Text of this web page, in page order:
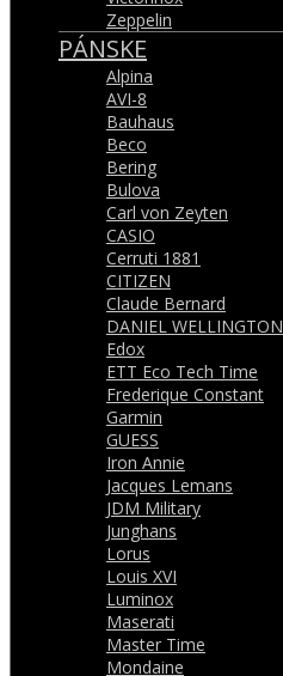
Zeppelin
PÁNSKE
Alpina
AVI-8
Bauhaus
Beco
Bering
Bulova
Carl von Zeyten
CASIO
Cerruti 1881
CITIZEN
Claude Bernard
DANIEL WELLINGTON
Edox
ETT Eco Tech Time
Frederique Constant
Garmin
GUESS
Iron Annie
Jacques Lemans
JDM Military
Junghans
Lorus
Louis XVI
Luminox
Maserati
Master Time
Mondaine